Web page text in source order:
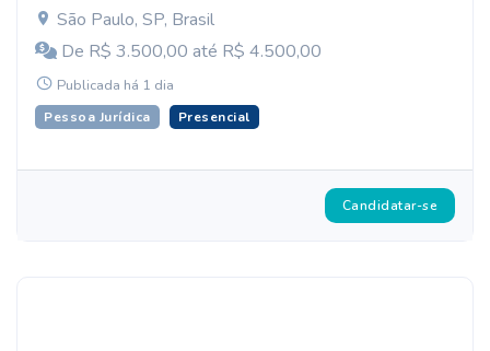
São Paulo, SP, Brasil
De R$ 3.500,00 até R$ 4.500,00
Publicada há 1 dia
Pessoa Jurídica Presencial
Candidatar-se